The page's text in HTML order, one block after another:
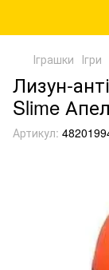
Іграшки Ігри
Лизун-
Slime
Артикул: